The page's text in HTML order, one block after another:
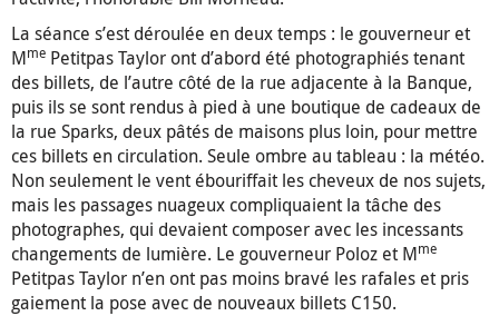
La séance s’est déroulée en deux temps : le gouverneur et
Mme Petitpas Taylor ont d’abord été photographiés tenant
des billets, de l’autre côté de la rue adjacente à la Banque,
puis ils se sont rendus à pied à une boutique de cadeaux de
la rue Sparks, deux pâtés de maisons plus loin, pour mettre
ces billets en circulation. Seule ombre au tableau : la météo.
Non seulement le vent ébouriffait les cheveux de nos sujets,
mais les passages nuageux compliquaient la tâche des
photographes, qui devaient composer avec les incessants
changements de lumière. Le gouverneur Poloz et Mme
Petitpas Taylor n’en ont pas moins bravé les rafales et pris
gaiement la pose avec de nouveaux billets C150.